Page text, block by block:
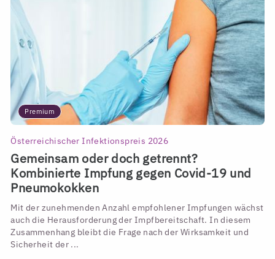
Premium
Österreichischer Infektionspreis 2026
Gemeinsam oder doch getrennt?
Kombinierte Impfung gegen Covid-19 und
Pneumokokken
Mit der zunehmenden Anzahl empfohlener Impfungen wächst
auch die Herausforderung der Impfbereitschaft. In diesem
Zusammenhang bleibt die Frage nach der Wirksamkeit und
Sicherheit der ...